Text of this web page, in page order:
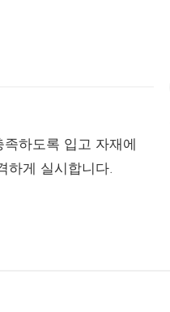
하도록 입고 자재에
하게 실시합니다.